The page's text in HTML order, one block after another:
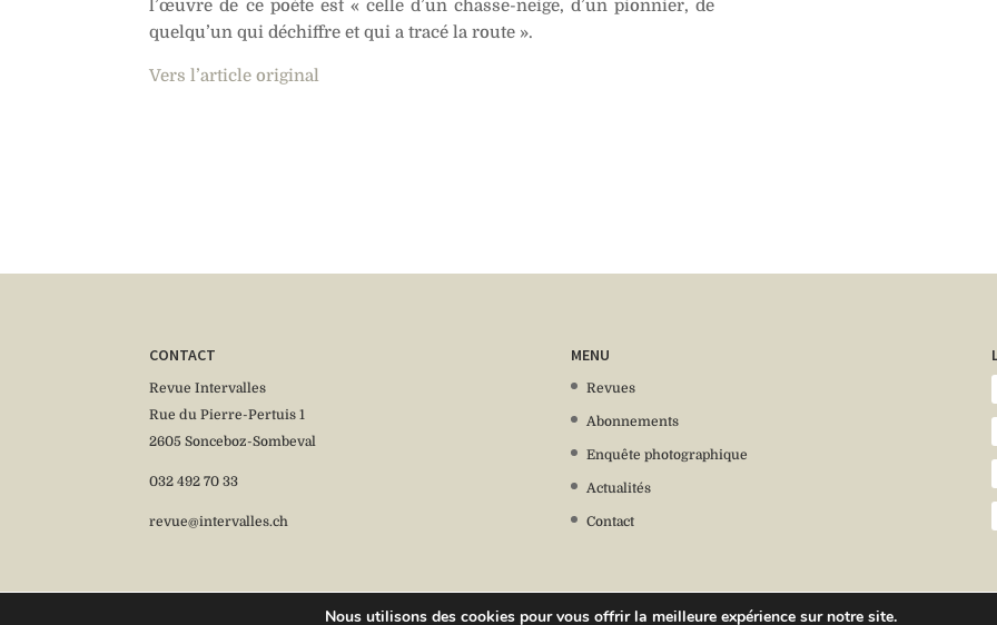
l’œuvre de ce poète est « celle d’un chasse-neige, d’un pionnier, de
quelqu’un qui déchiffre et qui a tracé la route ».
Vers l’article original
CONTACT
Revue Intervalles
Rue du Pierre-Pertuis 1
2605 Sonceboz-Sombeval
032 492 70 33
revue@intervalles.ch
MENU
Revues
Abonnements
Enquête photographique
Actualités
Contact
Nous utilisons des cookies pour vous offrir la meilleure expérience sur notre site.